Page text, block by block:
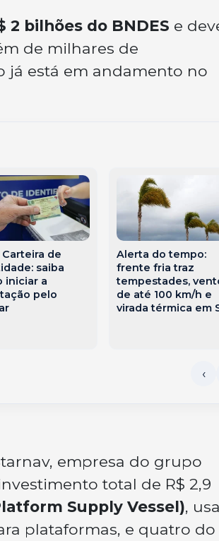
2 bilhões do BNDES e
de milhares de
já está em andamento no
Carteira de
saiba
iniciar a
pelo
Alerta do tempo:
frente fria traz
tempestades,
de até 100 km/h e
virada térmica em
empresa do grupo
total de R$ 2,9
Supply Vessel),
plataformas, e quatro do